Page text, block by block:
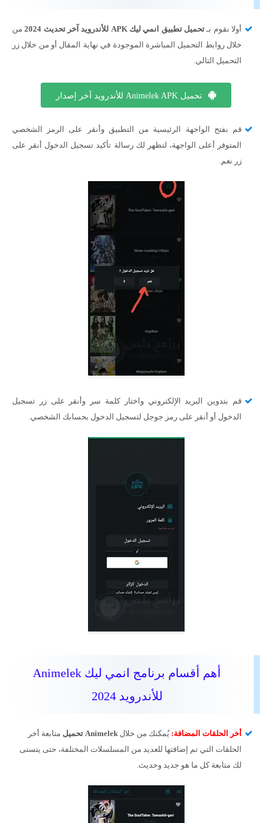
أولا نقوم بـ تحميل تطبيق انمي ليك APK للأندرويد آخر تحديث 2024
من
خلال روابط التحميل المباشرة الموجودة في نهاية المقال أو من خلال زر
التحميل التالي.
تحميل Animelek APK للأندرويد آخر إصدار
قم بفتح الواجهة الرئيسية من التطبيق وأنقر على الرمز الشخصي
المتوفر أعلى الواجهة، لتظهر لك رسالة تأكيد تسجيل الدخول أنقر على
زر نعم.
قم بتدوين البريد الإلكتروني واختار كلمة سر وأنقر على زر تسجيل
الدخول أو أنقر على رمز جوجل لتسجيل الدخول بحسابك الشخصي.
أهم أقسام برنامج انمي ليك Animelek
للأندرويد 2024
أخر الحلقات المضافة: يُمكنك من خلال Animelek تحميل
متابعة أخر
الحلقات التي تم إضافتها للعديد من المسلسلات المختلفة، حتى يتسنى
لك متابعة كل ما هو جديد وحديث.